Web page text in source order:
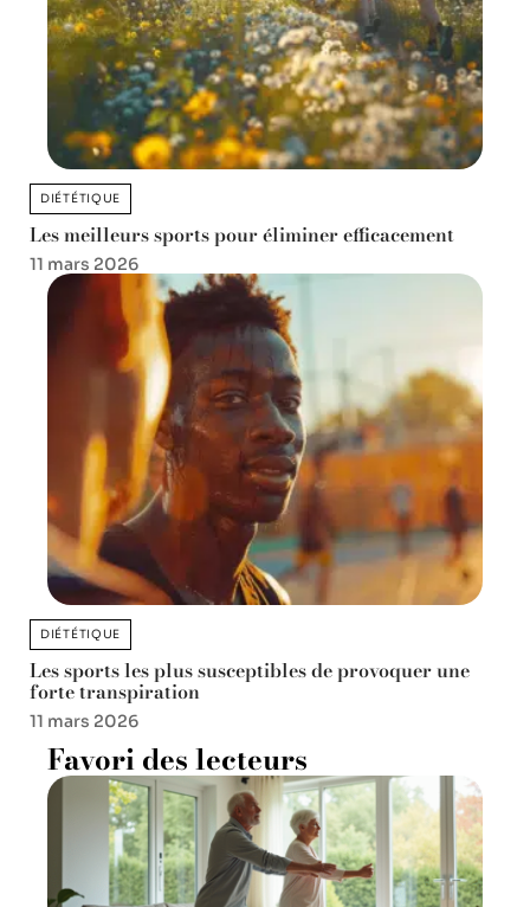
DIÉTÉTIQUE
Les meilleurs sports pour éliminer efficacement
11 mars 2026
DIÉTÉTIQUE
Les sports les plus susceptibles de provoquer une
forte transpiration
11 mars 2026
Favori des lecteurs